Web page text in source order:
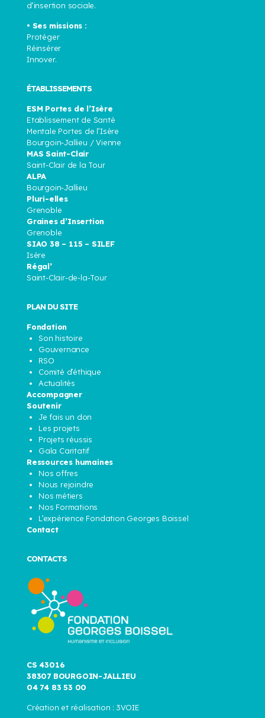
d’insertion sociale.
• Ses missions :
Protéger
Réinsérer
Innover.
ÉTABLISSEMENTS
ESM Portes de l’Isère
Etablissement de Santé
Mentale Portes de l’Isère
Bourgoin-Jallieu / Vienne
MAS Saint-Clair
Saint-Clair de la Tour
ALPA
Bourgoin-Jallieu
Pluri-elles
Grenoble
Graines d’Insertion
Grenoble
SIAO 38 – 115 – SILEF
Isère
Régal’
Saint-Clair-de-la-Tour
PLAN DU SITE
Fondation
Son histoire
Gouvernance
RSO
Comité d’éthique
Actualités
Accompagner
Soutenir
Je fais un don
Les projets
Projets réussis
Gala Caritatif
Ressources humaines
Nos offres
Nous rejoindre
Nos métiers
Nos Formations
L’expérience Fondation Georges Boissel
Contact
CONTACTS
CS 43016
38307 BOURGOIN-JALLIEU
04 74 83 53 00
Création et réalisation : 3VOIE